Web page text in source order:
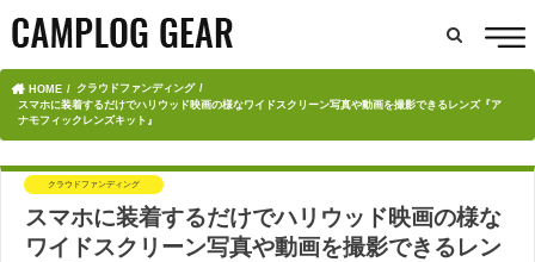
HOME
クラウドファンディング
スマホに装着するだけでハリウッド映画の様なワイドスクリーン写真や動画を撮影できるレンズ『ア
ナモフィックレンズキット』
クラウドファンディング
スマホに装着するだけでハリウッド映画の様な
ワイドスクリーン写真や動画を撮影できるレン